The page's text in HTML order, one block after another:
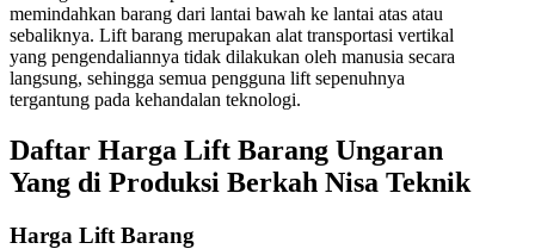
memindahkan barang dari lantai bawah ke lantai atas atau
sebaliknya. Lift barang merupakan alat transportasi vertikal
yang pengendaliannya tidak dilakukan oleh manusia secara
langsung, sehingga semua pengguna lift sepenuhnya
tergantung pada kehandalan teknologi.
Daftar Harga Lift Barang Ungaran
Yang di Produksi Berkah Nisa Teknik
Harga Lift Barang